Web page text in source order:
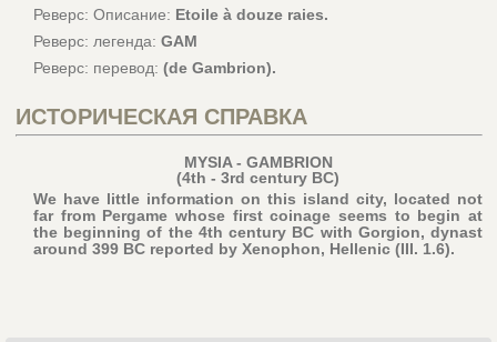
Реверс: Описание: Etoile à douze raies.
Реверс: легенда: GAM
Реверс: перевод: (de Gambrion).
ИСТОРИЧЕСКАЯ СПРАВКА
MYSIA - GAMBRION
(4th - 3rd century BC)
We have little information on this island city, located not
far from Pergame whose first coinage seems to begin at
the beginning of the 4th century BC with Gorgion, dynast
around 399 BC reported by Xenophon, Hellenic (III. 1.6).